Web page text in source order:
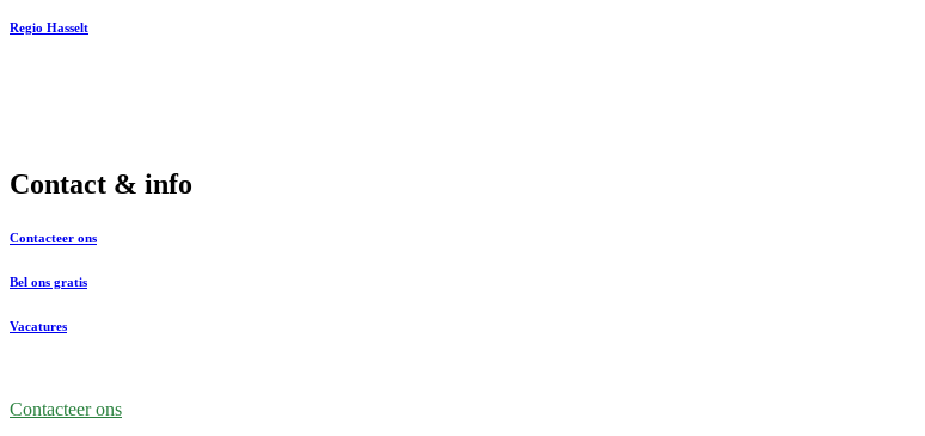
Regio Hasselt
Contact & info
Contacteer ons
Bel ons gratis
Vacatures
Contacteer ons